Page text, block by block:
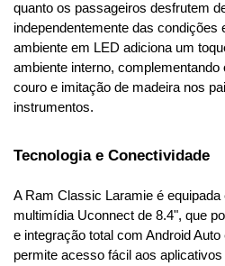
quanto os passageiros desfrutem
independentemente das condições
ambiente em LED adiciona um
ambiente interno,
couro e imitação de madeira nos
instrumentos.
Tecnologia e Conectividade
A Ram Classic Laramie é
multimídia Uconnect de 8.4", que
e integração total com Android
permite acesso fácil aos